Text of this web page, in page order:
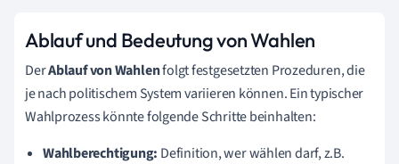
Ablauf und Bedeutung von Wahlen
DerAblauf von Wahlenfolgt festgesetzten Prozeduren, die
je nach politischem System variieren können. Ein typischer
Wahlprozess könnte folgende Schritte beinhalten:
Wahlberechtigung: Definition, wer wählen darf, z.B.